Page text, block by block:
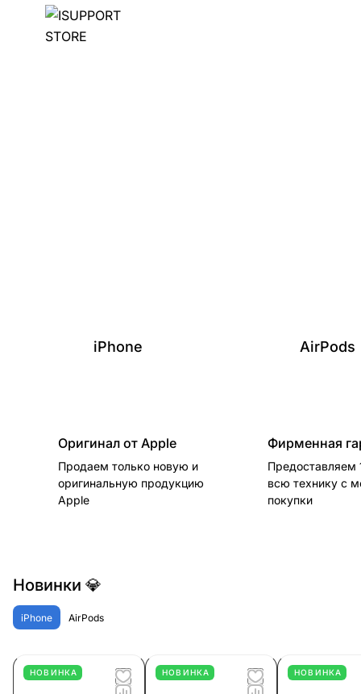
iPhone AirPods
Оригинал от Apple
Продаем только новую и
оригинальную продукцию
Apple
Фирменная
Предоставляем
всю технику с
покупки
Новинки 💎
iPhone AirPods
НОВИНКА НОВИНКА НОВИНКА